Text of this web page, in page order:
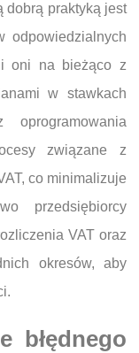
dobrą praktyką jest
odpowiedzialnych
oni na bieżąco z
w stawkach
związane z
co minimalizuje
przedsiębiorcy
VAT oraz
okresów, aby
błędnego